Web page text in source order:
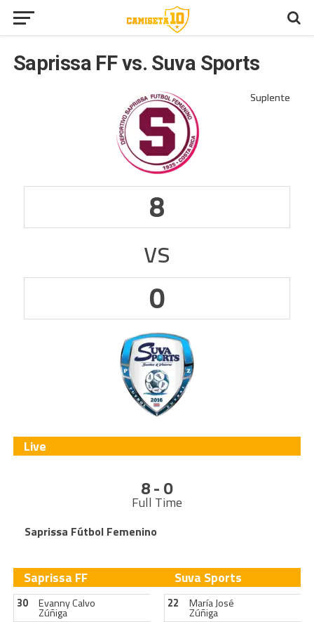
Saprissa FF vs. Suva Sports
8
vs
0
Live
8 - 0
Full Time
Saprissa Fútbol Femenino
Saprissa FF
30 Evanny Calvo
Zúñiga
Suva Sports
22 María José
Zúñiga